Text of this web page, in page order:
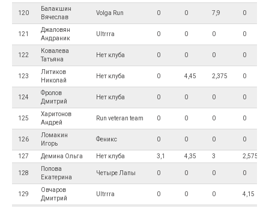
120
Балакшин
Вячеслав
Volga Run 0 0 7,9 0
121
Джаловян
Андраник
Ultrrra 0 0 0 0
122
Ковалева
Татьяна
Нет клуба 0 0 0 0
123
Литиков
Николай
Нет клуба 0 4,45 2,375 0
124
Фролов
Дмитрий
Нет клуба 0 0 0 0
125
Харитонов
Андрей
Run veteran team 0 0 0 0
126
Ломакин
Игорь
Феникс 0 0 0 0
127 Демина Ольга Нет клуба 3,1 4,35 3 2,575
128
Попова
Екатерина
Четыре Лапы 0 0 0 0
129
Овчаров
Дмитрий
Ultrrra 0 0 0 4,15